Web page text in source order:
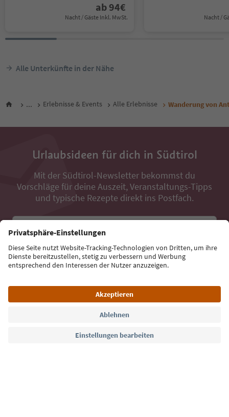
ab 94€
Nacht / Gäste Inkl. MwSt. Nacht /
Alle Unterkünfte in der Nähe
... Erlebnisse & Events Alle Erlebnisse Wanderung von
Urlaubsideen für dich in Südtirol
Mit der Südtirol-Newsletter bekommst du
Vorschläge für deine Auszeit, Veranstaltungs-Tipps
und typische Rezepte direkt ins Postfach.
E-Mail Adresse
Jetzt anmelden